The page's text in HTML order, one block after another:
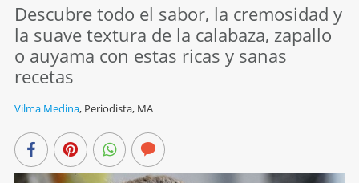
Descubre todo el sabor, la cremosidad y
la suave textura de la calabaza, zapallo
o auyama con estas ricas y sanas
recetas
Vilma Medina, Periodista, MA